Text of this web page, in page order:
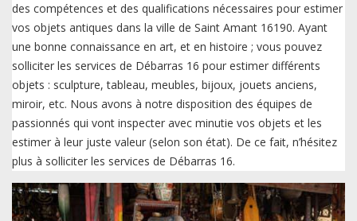
des compétences et des qualifications nécessaires pour estimer
vos objets antiques dans la ville de Saint Amant 16190. Ayant
une bonne connaissance en art, et en histoire ; vous pouvez
solliciter les services de Débarras 16 pour estimer différents
objets : sculpture, tableau, meubles, bijoux, jouets anciens,
miroir, etc. Nous avons à notre disposition des équipes de
passionnés qui vont inspecter avec minutie vos objets et les
estimer à leur juste valeur (selon son état). De ce fait, n’hésitez
plus à solliciter les services de Débarras 16.